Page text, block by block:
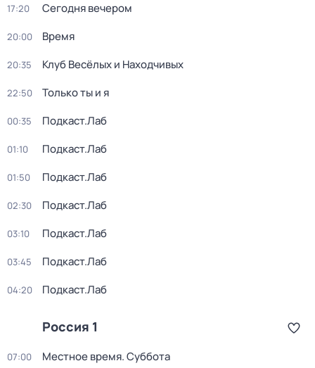
17:20 Сегодня вечером
20:00 Время
20:35 Клуб Весёлых и Находчивых
22:50 Только ты и я
00:35 Подкаст.Лаб
01:10 Подкаст.Лаб
01:50 Подкаст.Лаб
02:30 Подкаст.Лаб
03:10 Подкаст.Лаб
03:45 Подкаст.Лаб
04:20 Подкаст.Лаб
Россия 1
07:00 Местное время. Суббота